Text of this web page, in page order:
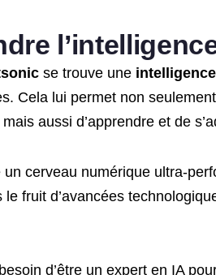
se trouve une
Cela lui permet non
aussi d’apprendre et de
cerveau numérique ultra-
le fruit d’avancées
d’être un expert en IA